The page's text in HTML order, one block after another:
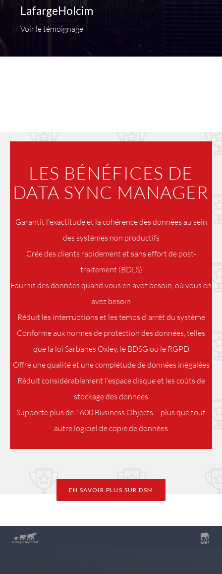
LafargeHolcim
Voir le témoignage
LES BÉNÉFICES DE
DATA SYNC MANAGER
Garantit l'exactitude et la cohérence des données au sein
des systèmes non productifs
Crée des clients rapidement et sans effort de post-
traitement (BDLS)
Fournit des données quand vous en avez besoin, où vous en
avez besoin
Réduit les interruptions et les temps d'arrêt du système
Conforme aux normes de protection des données, telles
que la loi Sarbanes Oxley, le BDSG ou le RGPD
Offre une qualité et une complétude de données inégalées
Réduit considérablement l'espace disque et les coûts de
stockage des données
Supporte plus de 1600 Business Objects – plus que tout
autre logiciel de copie de données
EN SAVOIR PLUS SUR DSM